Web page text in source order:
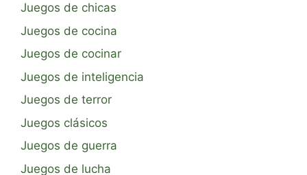
Juegos de chicas
Juegos de cocina
Juegos de cocinar
Juegos de inteligencia
Juegos de terror
Juegos clásicos
Juegos de guerra
Juegos de lucha